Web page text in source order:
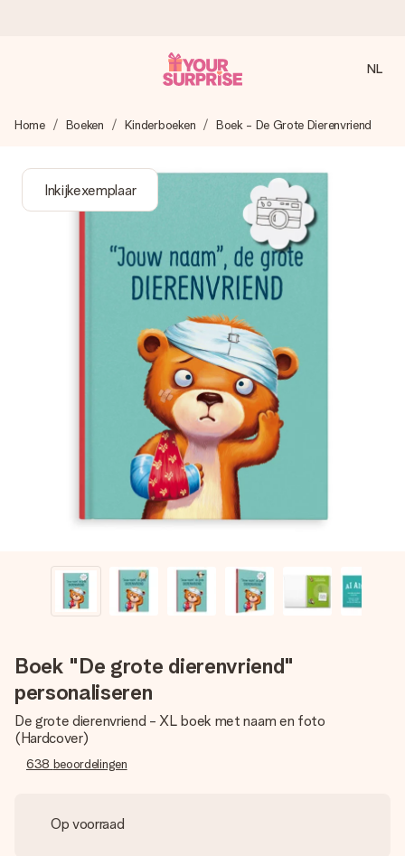
We maken jouw cadeau met zorg en zorgen dat het
4,8 (gebaseerd op +8.000 reviews)
Onze cadeaus worden gewaardeerd. Klanten beoordelen
ons met een 4,7 op Google Reviews
Gratis wenskaartje
Je maakt in een paar stappen iets unieks – met haar naam,
jullie foto of een boodschap die raakt. Zonder gedoe, maar
met alle aandacht voor het moment.
NL
Home Boeken Kinderboeken Boek - De Grote Dierenvriend
Inkijkexemplaar
Boek "De grote dierenvriend"
personaliseren
De grote dierenvriend - XL boek met naam en foto
(Hardcover)
638 beoordelingen
Op voorraad